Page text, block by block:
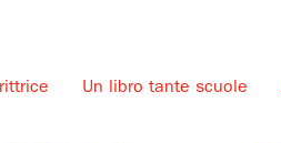
Un libro tante scuole